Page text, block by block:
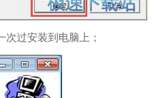
过安装到电脑上；